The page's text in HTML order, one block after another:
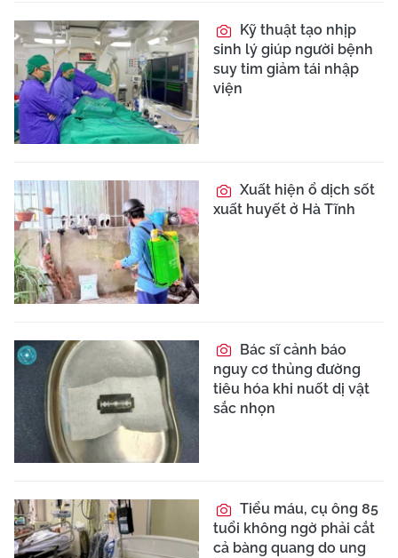
Kỹ thuật tạo nhịp
sinh lý giúp người bệnh
suy tim giảm tái nhập
viện
Xuất hiện ổ dịch sốt
xuất huyết ở Hà Tĩnh
Bác sĩ cảnh báo
nguy cơ thủng đường
tiêu hóa khi nuốt dị vật
sắc nhọn
Tiểu máu, cụ ông 85
tuổi không ngờ phải cắt
cả bàng quang do ung